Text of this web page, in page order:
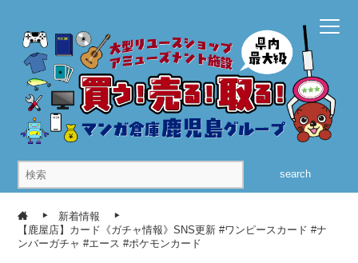
search
新着情報
【鹿屋店】カード《ガチャ情報》SNS更新 #ワンピースカード #ナ
ンバーガチャ #エース #ポケモンカード